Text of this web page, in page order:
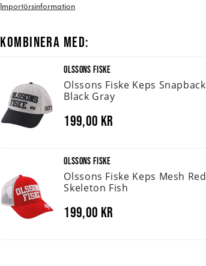
Importörsinformation
KOMBINERA MED:
OLSSONS FISKE
Olssons Fiske Keps Snapback
Black Gray
199,00 kr
OLSSONS FISKE
Olssons Fiske Keps Mesh Red
Skeleton Fish
199,00 kr